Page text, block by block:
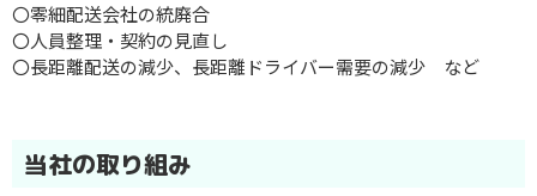
〇零細配送会社の統廃合
〇人員整理・契約の見直し
〇長距離配送の減少、長距離ドライバー需要の減少 など
当社の取り組み